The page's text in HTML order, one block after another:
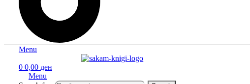
Menu
0 0,00 ден
Menu